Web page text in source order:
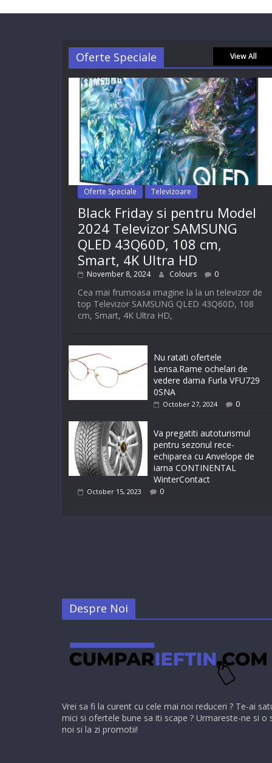
Oferte Speciale View All
Oferte Speciale Televizoare
Black Friday si pentru Model
2024 Televizor SAMSUNG
QLED 43Q60D, 108 cm,
Smart, 4K Ultra HD
November 8, 2024 Colours 0
Cea mai frumoasa imagine la la un televizor de
top Televizor SAMSUNG QLED 43Q60D, 108
cm, Smart, 4K Ultra HD,
Nu ratati ofertele
Lensa.Rame ochelari de
vedere dama Furla VFU729
0SNA
October 27, 2024 0
Va pregatiti autoturismul
pentru sezonul rece-
echiparea cu Anvelope de
iarna CONTINENTAL
WinterContact
October 15, 2023 0
Despre Noi
Vrei sa fi la curent cu cele mai noi reduceri ? Te-ai
mici si ofertele bune sa iti scape ? Urmareste-ne si o
noi si la zi promotii!